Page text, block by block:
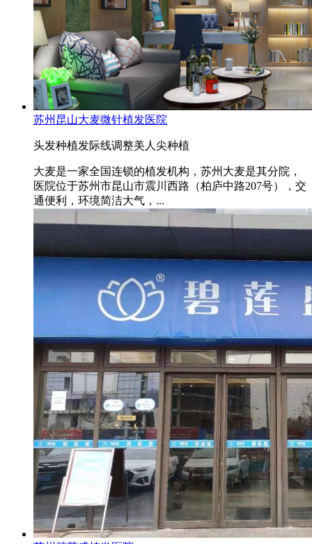
苏州昆山大麦微针植发医院
头发种植发际线调整美人尖种植
大麦是一家全国连锁的植发机构，苏州大麦是其分院，
医院位于苏州市昆山市震川西路（柏庐中路207号），交
通便利，环境简洁大气，...